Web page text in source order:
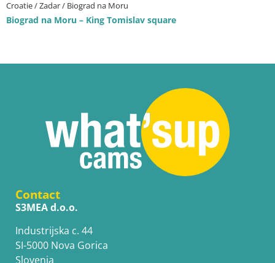
Croatie / Zadar / Biograd na Moru
Biograd na Moru – King Tomislav square
Contact
S3MEA d.o.o.
Industrijska c. 44
SI-5000 Nova Gorica
Slovenia